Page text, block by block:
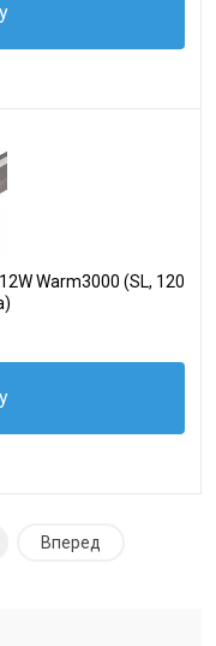
Warm3000 (SL, 120
Вперед